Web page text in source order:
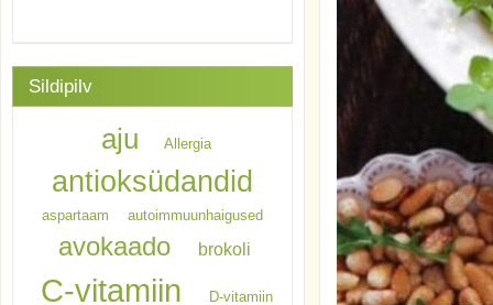
Sildipilv
aju Allergia
antioksüdandid
aspartaam autoimmuunhaigused
avokaado brokoli
C-vitamiin D-vitamiin